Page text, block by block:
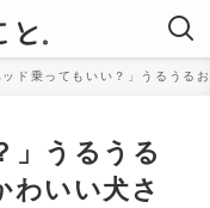
ッド乗ってもいい？」うるうる
」うるうる
わいい犬さ